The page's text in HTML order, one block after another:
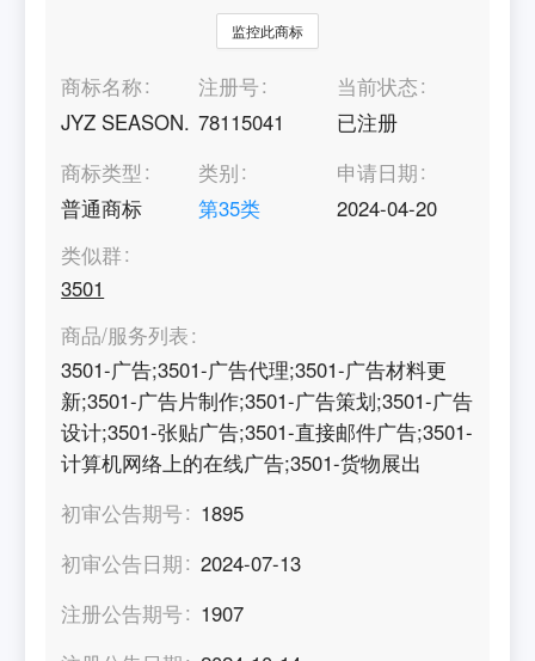
监控此商标
商标名称
JYZ SEASON.
注册号
78115041
当前状态
已注册
商标类型
普通商标
类别
第35类
申请日期
2024-04-20
类似群
3501
商品/服务列表
3501-广告;3501-广告代理;3501-广告材料更
新;3501-广告片制作;3501-广告策划;3501-广告
设计;3501-张贴广告;3501-直接邮件广告;3501-
计算机网络上的在线广告;3501-货物展出
初审公告期号
1895
初审公告日期
2024-07-13
注册公告期号
1907